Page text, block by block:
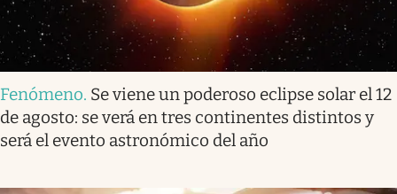
Fenómeno. Se viene un poderoso eclipse solar el 12
de agosto: se verá en tres continentes distintos y
será el evento astronómico del año